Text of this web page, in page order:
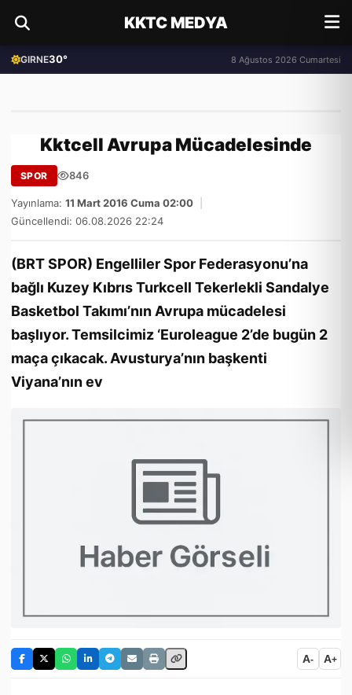
KKTC MEDYA
GIRNE30° 8 Ağustos 2026 Cumartesi
Kktcell Avrupa Mücadelesinde
SPOR 846
Yayınlama: 11 Mart 2016 Cuma 02:00
Güncellendi: 06.08.2026 22:24
(BRT SPOR) Engelliler Spor Federasyonu’na
bağlı Kuzey Kıbrıs Turkcell Tekerlekli Sandalye
Basketbol Takımı’nın Avrupa mücadelesi
başlıyor. Temsilcimiz ‘Euroleague 2’de bugün 2
maça çıkacak. Avusturya’nın başkenti
Viyana’nın ev
A- A+